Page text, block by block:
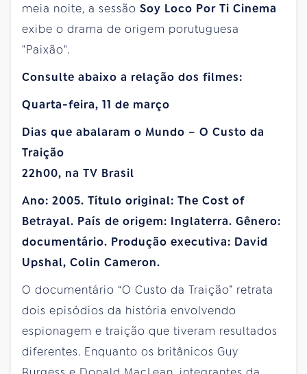
meia noite, a sessão Soy Loco Por Ti Cinema
exibe o drama de origem porutuguesa
"Paixão".
Consulte abaixo a relação dos filmes:
Quarta-feira, 11 de março
Dias que abalaram o Mundo – O Custo da
Traição
22h00, na TV Brasil
Ano: 2005. Título original: The Cost of
Betrayal. País de origem: Inglaterra. Gênero:
documentário. Produção executiva: David
Upshal, Colin Cameron.
O documentário “O Custo da Traição” retrata
dois episódios da história envolvendo
espionagem e traição que tiveram resultados
diferentes. Enquanto os britânicos Guy